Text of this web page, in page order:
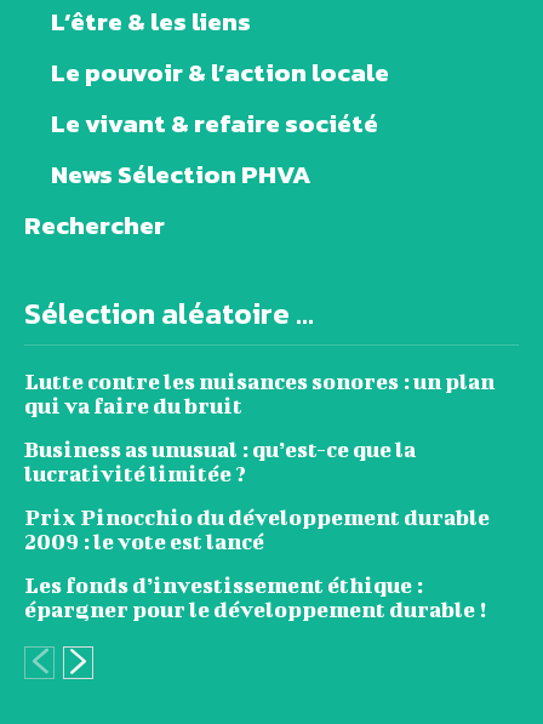
L’être & les liens
Le pouvoir & l’action locale
Le vivant & refaire société
News Sélection PHVA
Rechercher
Sélection aléatoire ...
Lutte contre les nuisances sonores : un plan
qui va faire du bruit
Business as unusual : qu’est-ce que la
lucrativité limitée ?
Prix Pinocchio du développement durable
2009 : le vote est lancé
Les fonds d’investissement éthique :
épargner pour le développement durable !